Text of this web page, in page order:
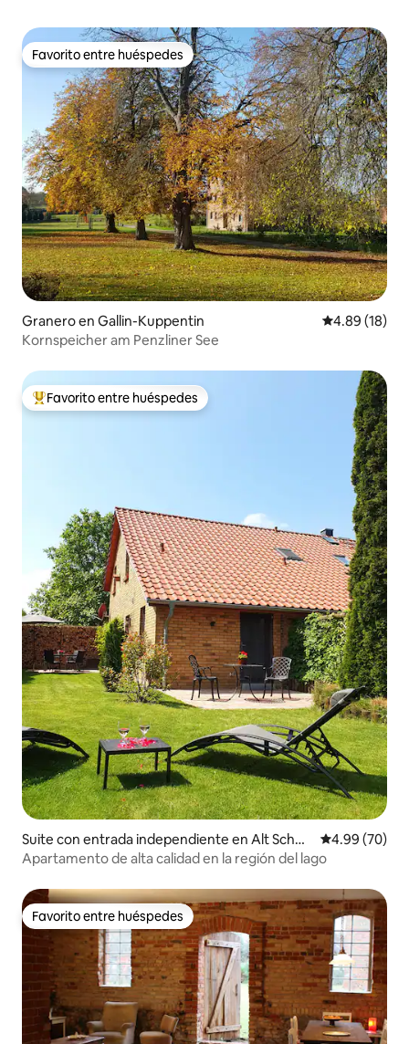
Favorito entre huéspedes
Favorito entre huéspedes
Granero en Gallin-Kuppentin Calificación
4.89 (18)
Kornspeicher am Penzliner See
De los mejores en Favorito entre huéspedes
Favorito entre huéspedes
Suite con entrada independiente en Alt Schw
erin
Calificación
4.99 (70)
Apartamento de alta calidad en la región del lago
Favorito entre huéspedes
Favorito entre huéspedes